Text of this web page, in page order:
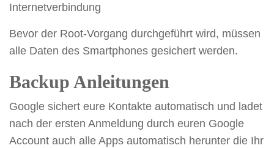
Internetverbindung
Bevor der Root-Vorgang durchgeführt wird, müssen
alle Daten des Smartphones gesichert werden.
Backup Anleitungen
Google sichert eure Kontakte automatisch und ladet
nach der ersten Anmeldung durch euren Google
Account auch alle Apps automatisch herunter die Ihr